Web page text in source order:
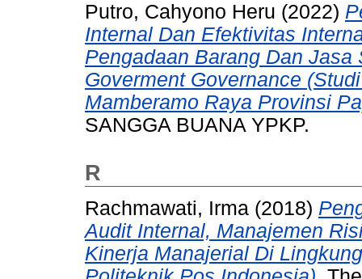
Putro, Cahyono Heru (2022)
Internal Dan Efektivitas
Pengadaan Barang Dan
Goverment Governance
Mamberamo Raya Provinsi
SANGGA BUANA YPKP.
R
Rachmawati, Irma (2018)
Audit Internal, Manajemen
Kinerja Manajerial Di